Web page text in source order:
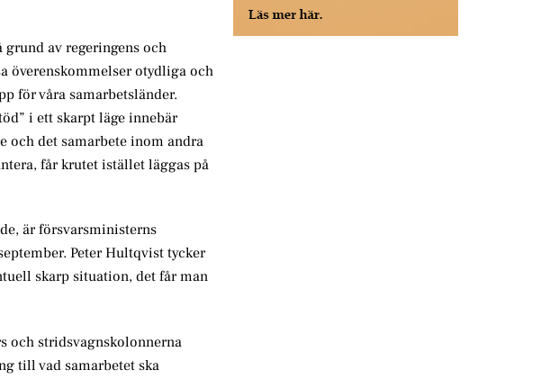
grund av regeringens och
överenskommelser otydliga och
för våra samarbetsländer.
i ett skarpt läge innebär
och det samarbete inom andra
får krutet istället läggas på
är försvarsministerns
Peter Hultqvist tycker
skarp situation, det får man
och stridsvagnskolonnerna
till vad samarbetet ska